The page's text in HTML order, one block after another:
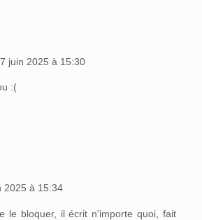
7 juin 2025 à 15:30
:(
2025 à 15:34
le bloquer, il écrit n'importe quoi, fait